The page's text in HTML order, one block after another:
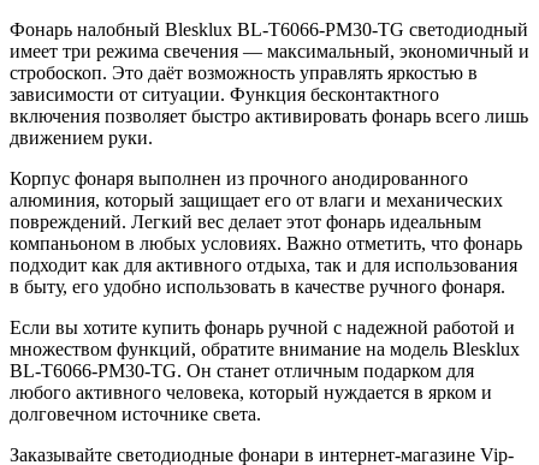
Фонарь налобный Blesklux BL-T6066-PM30-TG светодиодный
имеет три режима свечения — максимальный, экономичный и
стробоскоп. Это даёт возможность управлять яркостью в
зависимости от ситуации. Функция бесконтактного
включения позволяет быстро активировать фонарь всего лишь
движением руки.
Корпус фонаря выполнен из прочного анодированного
алюминия, который защищает его от влаги и механических
повреждений. Легкий вес делает этот фонарь идеальным
компаньоном в любых условиях. Важно отметить, что фонарь
подходит как для активного отдыха, так и для использования
в быту, его удобно использовать в качестве ручного фонаря.
Если вы хотите купить фонарь ручной с надежной работой и
множеством функций, обратите внимание на модель Blesklux
BL-T6066-PM30-TG. Он станет отличным подарком для
любого активного человека, который нуждается в ярком и
долговечном источнике света.
Заказывайте светодиодные фонари в интернет-магазине Vip-